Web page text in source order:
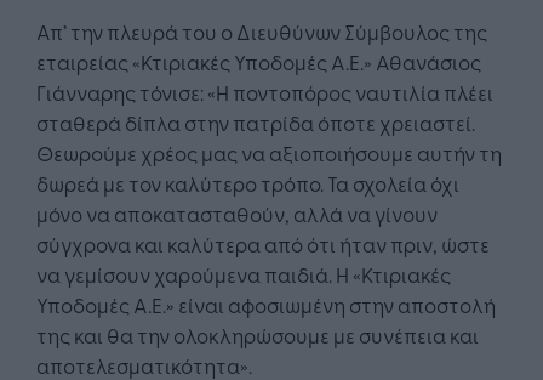
Απ’ την πλευρά του ο Διευθύνων Σύμβουλος της
εταιρείας «Κτιριακές Υποδομές Α.Ε.» Αθανάσιος
Γιάνναρης τόνισε: «Η ποντοπόρος ναυτιλία πλέει
σταθερά δίπλα στην πατρίδα όποτε χρειαστεί.
Θεωρούμε χρέος μας να αξιοποιήσουμε αυτήν τη
δωρεά με τον καλύτερο τρόπο. Τα σχολεία όχι
μόνο να αποκατασταθούν, αλλά να γίνουν
σύγχρονα και καλύτερα από ότι ήταν πριν, ώστε
να γεμίσουν χαρούμενα παιδιά. Η «Κτιριακές
Υποδομές Α.Ε.» είναι αφοσιωμένη στην αποστολή
της και θα την ολοκληρώσουμε με συνέπεια και
αποτελεσματικότητα».